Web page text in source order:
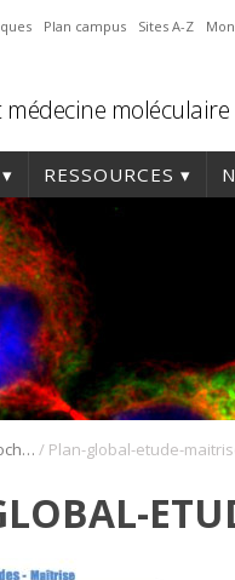
Plan campus Sites A-Z
moléculaire
RESSOURCES
Cycles supérieurs en Biochimie / Plan-global-etude-